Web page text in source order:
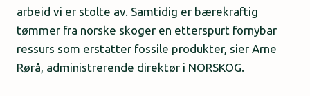
arbeid vi er stolte av. Samtidig er bærekraftig
tømmer fra norske skoger en etterspurt fornybar
ressurs som erstatter fossile produkter, sier Arne
Rørå, administrerende direktør i NORSKOG.